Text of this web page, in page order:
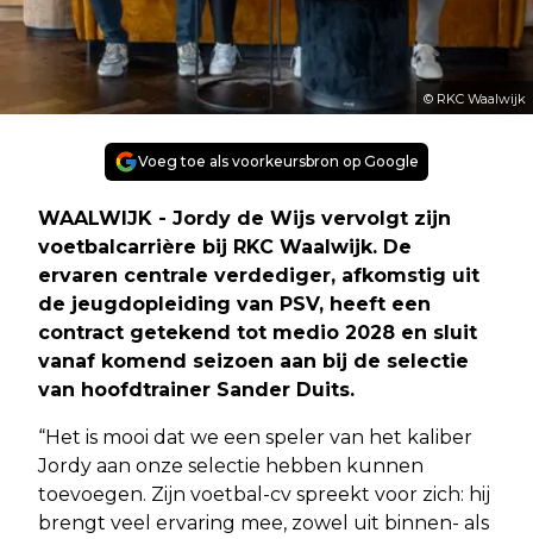
© RKC Waalwijk
Voeg toe als voorkeursbron op Google
WAALWIJK - Jordy de Wijs vervolgt zijn
voetbalcarrière bij RKC Waalwijk. De
ervaren centrale verdediger, afkomstig uit
de jeugdopleiding van PSV, heeft een
contract getekend tot medio 2028 en sluit
vanaf komend seizoen aan bij de selectie
van hoofdtrainer Sander Duits.
“Het is mooi dat we een speler van het kaliber
Jordy aan onze selectie hebben kunnen
toevoegen. Zijn voetbal-cv spreekt voor zich: hij
brengt veel ervaring mee, zowel uit binnen- als